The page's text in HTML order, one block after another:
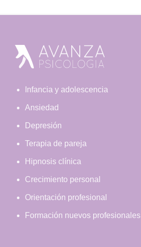
Footer
Infancia y adolescencia
Ansiedad
Depresión
Terapia de pareja
Hipnosis clínica
Crecimiento personal
Orientación profesional
Formación nuevos profesionales